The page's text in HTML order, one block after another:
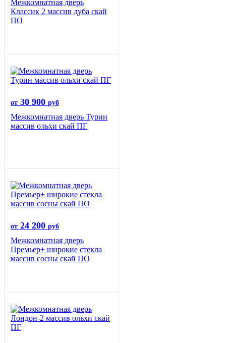
Межкомнатная дверь
Классик 2 массив дуба скай
ПО
от 30 900 руб
Межкомнатная дверь Турин
массив ольхи скай ПГ
от 24 200 руб
Межкомнатная дверь
Премьер+ широкие стекла
массив сосны скай ПО